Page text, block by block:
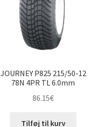
JOURNEY P825 215/50-12
78N 4PR TL 6.0mm
86.15€
Tilføj til kurv